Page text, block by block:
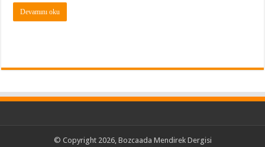
Devamını oku
© Copyright 2026, Bozcaada Mendirek Dergisi